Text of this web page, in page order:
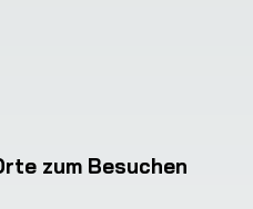
zum Besuchen